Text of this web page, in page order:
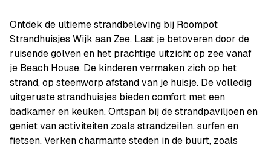
Ontdek de ultieme strandbeleving bij Roompot
Strandhuisjes Wijk aan Zee. Laat je betoveren door de
ruisende golven en het prachtige uitzicht op zee vanaf
je Beach House. De kinderen vermaken zich op het
strand, op steenworp afstand van je huisje. De volledig
uitgeruste strandhuisjes bieden comfort met een
badkamer en keuken. Ontspan bij de strandpaviljoen en
geniet van activiteiten zoals strandzeilen, surfen en
fietsen. Verken charmante steden in de buurt, zoals